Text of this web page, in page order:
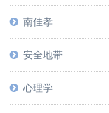
南佳孝
安全地帯
心理学